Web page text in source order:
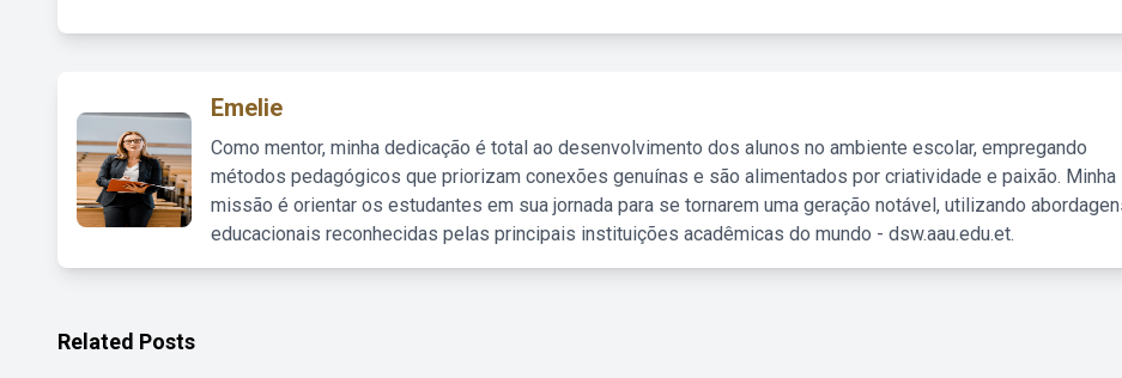
Emelie
Como mentor, minha dedicação é total ao desenvolvimento dos alunos no ambiente escolar, empregando
métodos pedagógicos que priorizam conexões genuínas e são alimentados por criatividade e paixão. Minha
missão é orientar os estudantes em sua jornada para se tornarem uma geração notável, utilizando
educacionais reconhecidas pelas principais instituições acadêmicas do mundo - dsw.aau.edu.et.
Related Posts